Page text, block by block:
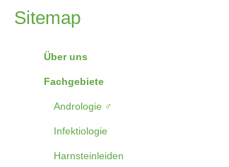
Sitemap
Über uns
Fachgebiete
Andrologie ♂
Infektiologie
Harnsteinleiden